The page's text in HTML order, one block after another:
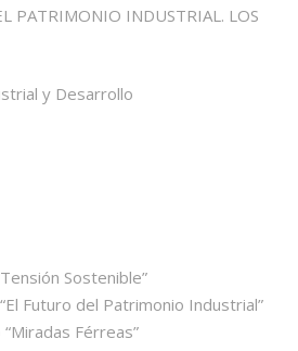
PATRIMONIO INDUSTRIAL. LOS
y Desarrollo
Sostenible”
Futuro del Patrimonio Industrial”
Férreas”